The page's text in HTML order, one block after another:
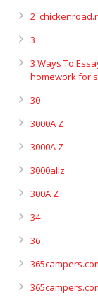
3
3 Ways To
homework for
30
3000A Z
3000A Z
3000allz
300A Z
34
36